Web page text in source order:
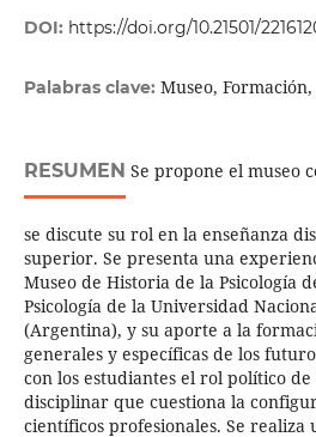
DOI: https://doi.org/10.21501/
Palabras clave: Museo,
RESUMEN Se propone el museo
se discute su rol en la enseñanza
superior. Se presenta una
Museo de Historia de la Psicología
Psicología de la Universidad
(Argentina), y su aporte a la
generales y específicas de los
con los estudiantes el rol político
disciplinar que cuestiona la
científicos profesionales. Se realiza